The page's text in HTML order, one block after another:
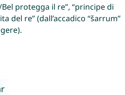
protegga il re”, “principe di
del re” (dall’accadico “šarrum”